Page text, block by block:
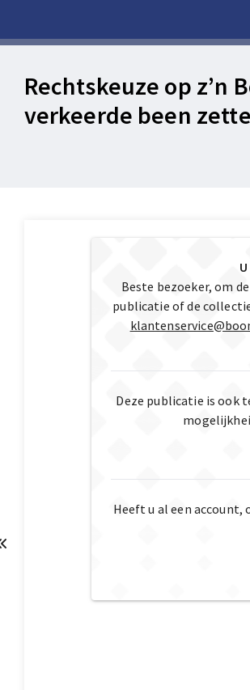
Rechtskeuze op z’n
verkeerde been
Beste bezoeker, om
publicatie of de
Deze publicatie is ook
Heeft u al een account,